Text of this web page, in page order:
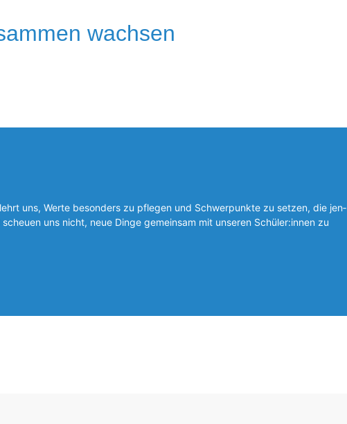
wachsen
uns, Werte besonders zu pflegen und Schwerpunkte zu setzen, die jen­
uns nicht, neue Dinge gemeinsam mit unseren Schüler:innen zu